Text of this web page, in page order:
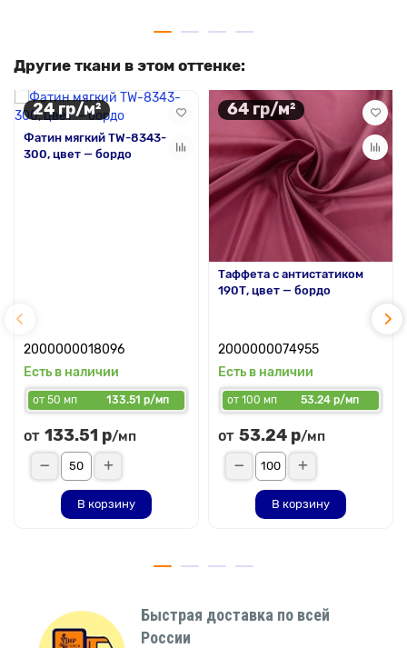
Другие ткани в этом оттенке:
24 гр/м²
Фатин мягкий TW-8343-
300, цвет — бордо
2000000018096
Есть в наличии
от 50 мп 133.51 р/мп
от 133.51 р/мп
В корзину
64 гр/м²
Таффета с антистатиком
190Т, цвет — бордо
2000000074955
Есть в наличии
от 100 мп 53.24 р/мп
от 53.24 р/мп
В корзину
Быстрая доставка по всей
России